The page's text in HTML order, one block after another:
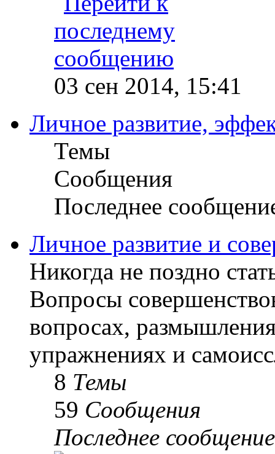
03 сен 2014, 15:41
Личное развитие,
Темы
Сообщения
Последнее
Личное развитие и
Никогда не поздно
Вопросы
вопросах,
упражнениях и
8 Темы
59 Сообщения
Последнее сообщение